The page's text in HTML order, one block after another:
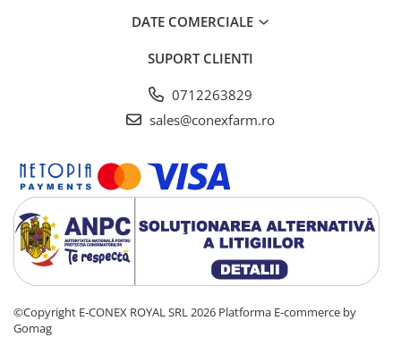
DATE COMERCIALE
SUPORT CLIENTI
0712263829
sales@conexfarm.ro
©Copyright E-CONEX ROYAL SRL 2026 Platforma E-commerce by
Gomag